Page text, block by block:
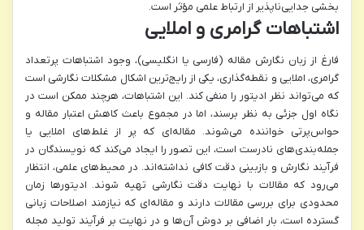
بخشی جدایی‌ناپذیر از ارتباط علمی مؤثر است.
اشتباهات گرامری و املایی
فارغ از زبان نگارش مقاله (فارسی یا انگلیسی)، وجود اشتباهات پرتعداد
گرامری، املایی و نقطه‌گذاری، یکی از رایج‌ترین اشکال مشکلات نگارشی است
که می‌تواند نظر ادیتور را منفی کند. این اشتباهات، هرچند ممکن است در
نگاه اول جزئی به نظر برسند، اما در مجموع باعث کاهش اعتبار مقاله و
حواس‌پرتی خواننده می‌شوند. مقاله‌ای که پر از غلط‌های املایی یا
جمله‌بندی‌های نادرست است، این تصور را ایجاد می‌کند که نویسندگان در
فرآیند نگارش و بازبینی دقت کافی نداشته‌اند. در محیط‌های علمی، انتظار
می‌رود که مقالات با نهایت دقت نگارشی تهیه شوند. ادیتورها زمان
محدودی برای بررسی مقالات دارند و مقاله‌ای که نیازمند اصلاحات زبانی
گسترده است، بار اضافی بر دوش آن‌ها و در نهایت بر فرآیند تولید مجله